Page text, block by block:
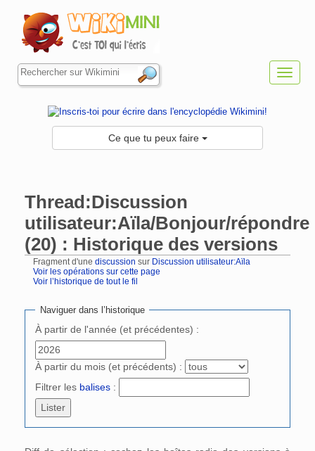
Ce que tu peux faire
Thread:Discussion
utilisateur:Aïla/Bonjour/répondre
(20) : Historique des versions
Fragment d'une discussion sur Discussion utilisateur:Aïla
Voir les opérations sur cette page
Voir l’historique de tout le fil
Naviguer dans l’historique
À partir de l'année (et précédentes) :
À partir du mois (et précédents) :
Filtrer les balises :